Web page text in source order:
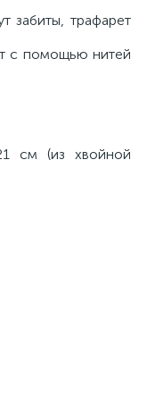
забиты, трафарет
с помощью нитей
см (из хвойной